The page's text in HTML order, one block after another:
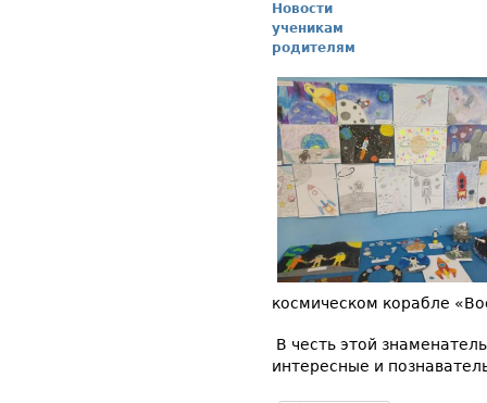
Новости
ученикам
родителям
космическом корабле
В честь этой
интересные и